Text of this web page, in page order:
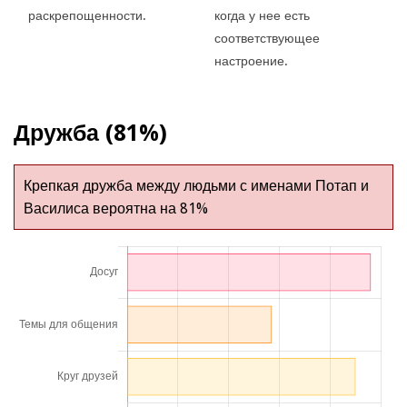
раскрепощенности.
когда у нее есть
соответствующее
настроение.
Дружба (81%)
Крепкая дружба между людьми с именами Потап и
Василиса вероятна на 81%